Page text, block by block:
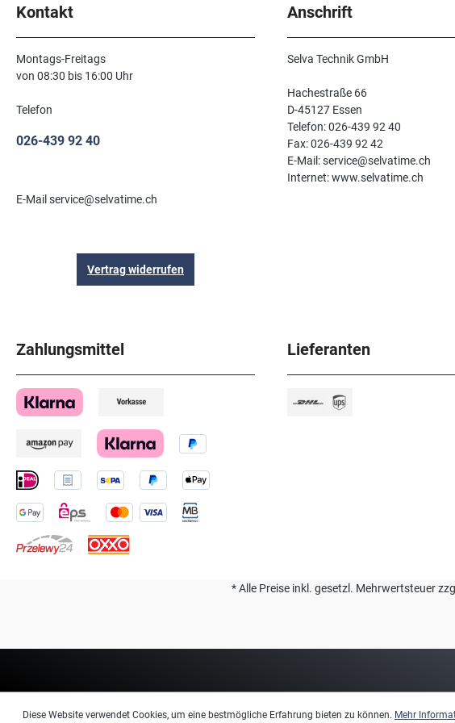
Arbeiten empfohlen.
Kontakt
Montags-Freitags
von 08:30 bis 16:00 Uhr
Telefon
026-439 92 40
E-Mail service@selvatime.ch
Vertrag widerrufen
Anschrift
Selva Technik GmbH
Hachestraße 66
D-45127 Essen
Telefon: 026-439 92 40
Fax: 026-439 92 42
E-Mail: service@selvatime.ch
Internet: www.selvatime.ch
Zahlungsmittel Lieferanten
* Alle Preise inkl. gesetzl. Mehrwertsteuer
Diese Website verwendet Cookies, um eine bestmögliche Erfahrung bieten zu können. Mehr